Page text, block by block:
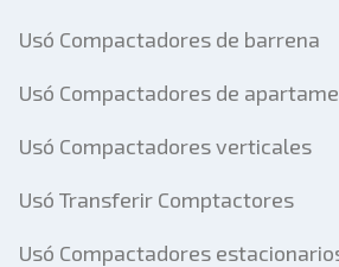
Usó Compactadores de barrena
Usó Compactadores de
Usó Compactadores verticales
Usó Transferir Comptactores
Usó Compactadores